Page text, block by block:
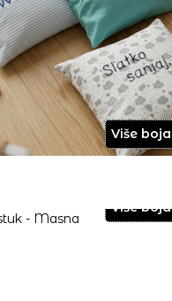
Više boja
Više boja